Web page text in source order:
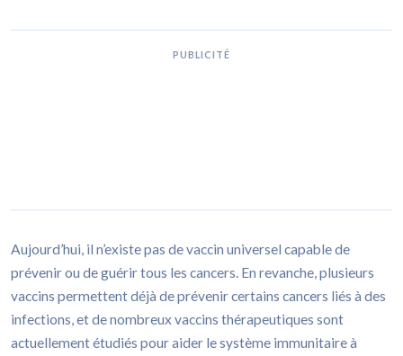
PUBLICITÉ
Aujourd’hui, il n’existe pas de vaccin universel capable de
prévenir ou de guérir tous les cancers. En revanche, plusieurs
vaccins permettent déjà de prévenir certains cancers liés à des
infections, et de nombreux vaccins thérapeutiques sont
actuellement étudiés pour aider le système immunitaire à